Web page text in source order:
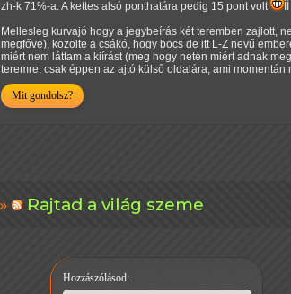
zh-k 71%-a. A kettes alsó ponthatára pedig 15 pont volt
ÍÍ
Mellesleg kurvajó hogy a jegybeírás két teremben zajlott,
megfőve), közölte a csákó, hogy bocs de itt L-Z nevű
miért nem láttam a kiírást (meg hogy neten miért adnak
teremre, csak éppen az ajtó külső oldalára, ami
Mit gondolsz?
Rajtad a világ szeme
Hozzászólásod: